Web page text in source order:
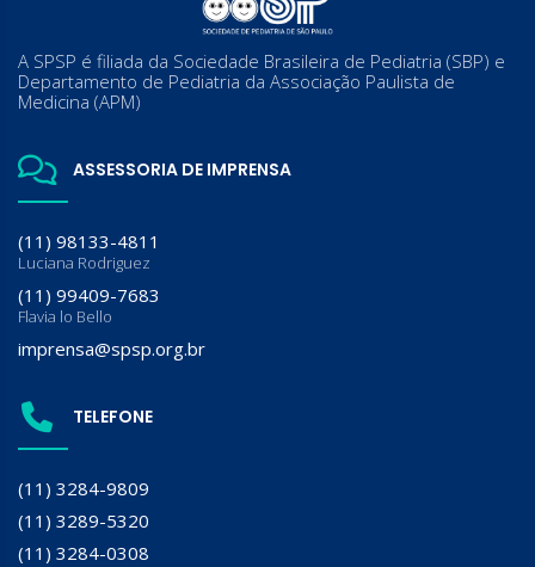
A SPSP é filiada da Sociedade Brasileira de Pediatria (SBP) e
Departamento de Pediatria da Associação Paulista de
Medicina (APM)
ASSESSORIA DE IMPRENSA
(11) 98133-4811
Luciana Rodriguez
(11) 99409-7683
Flavia lo Bello
imprensa@spsp.org.br
TELEFONE
(11) 3284-9809
(11) 3289-5320
(11) 3284-0308